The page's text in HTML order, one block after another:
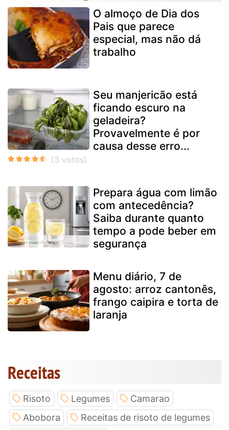
O almoço de Dia dos
Pais que parece
especial, mas não dá
trabalho
Seu manjericão está
ficando escuro na
geladeira?
Provavelmente é por
causa desse erro...
Prepara água com limão
com antecedência?
Saiba durante quanto
tempo a pode beber em
segurança
Menu diário, 7 de
agosto: arroz cantonês,
frango caipira e torta de
laranja
Receitas
Risoto Legumes
Camarao
Abobora
Receitas de risoto de legumes